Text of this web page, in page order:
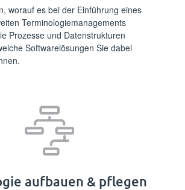
worauf es bei der Einführung eines
Terminologiemanagements
Prozesse und Datenstrukturen
Softwarelösungen Sie dabei
aufbauen & pflegen